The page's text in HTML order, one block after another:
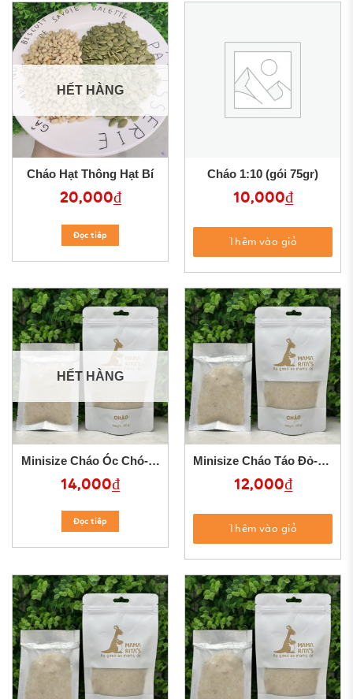
HẾT HÀNG
Cháo Hạt Thông Hạt Bí
20,000₫
Đọc tiêp
Cháo 1:10 (gói 75gr)
10,000₫
Thêm vào giỏ
HẾT HÀNG
Minisize Cháo Óc Chó-Bí
Xanh
14,000₫
Đọc tiêp
Minisize Cháo Táo Đỏ-Kỷ
Tử
12,000₫
Thêm vào giỏ